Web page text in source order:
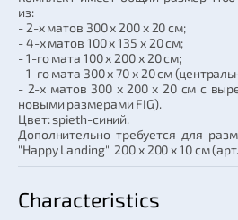
из:
- 2-х матов 300 x 200 x 20 см;
- 4-х матов 100 x 135 x 20 см;
- 1-го мата 100 х 200 х 20 см;
- 1-го мата 300 х 70 х 20 см
- 2-х матов 300 х 200 х 20 см с
новыми размерами FIG).
Цвет: spieth-синий.
Дополнительно требуется для
"Happy Landing" 200 x 200 x 10 см
Characteristics